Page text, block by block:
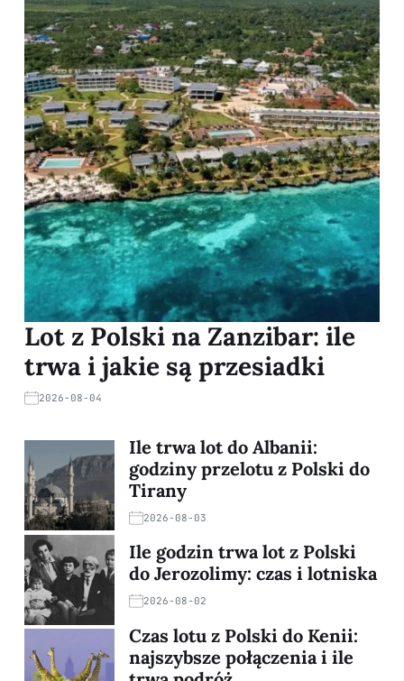
Lot z Polski na Zanzibar: ile
trwa i jakie są przesiadki
2026-08-04
Ile trwa lot do Albanii:
godziny przelotu z Polski do
Tirany
2026-08-03
Ile godzin trwa lot z Polski
do Jerozolimy: czas i lotniska
2026-08-02
Czas lotu z Polski do Kenii:
najszybsze połączenia i ile